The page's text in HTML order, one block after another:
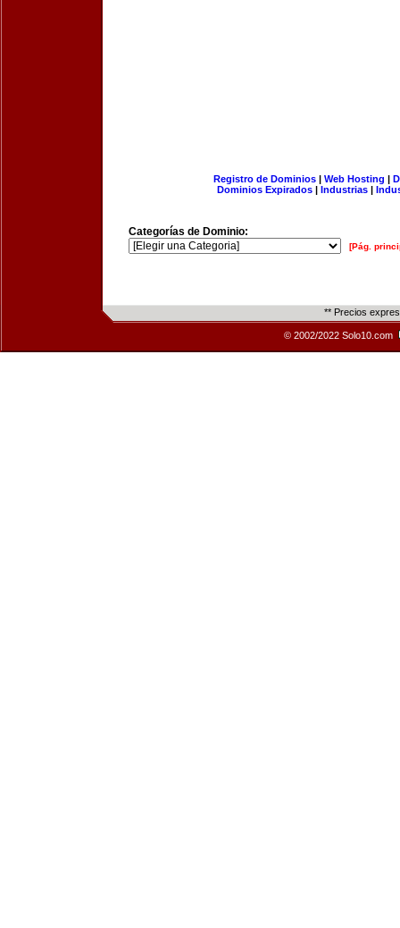
Registro de Dominios| Web Hosting |
Dominios Expirados | Industrias |
Categorías de Dominio:
[Pág.
** Precios
© 2002/2022 Solo10.com